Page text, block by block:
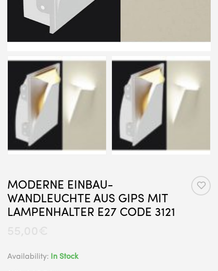
MODERNE EINBAU-
WANDLEUCHTE AUS GIPS MIT
LAMPENHALTER E27 CODE 3121
Availability: In Stock